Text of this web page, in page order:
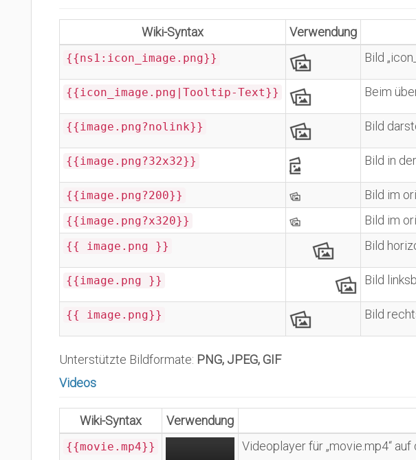
Wiki-Syntax Verwendung
{{ns1:icon_image.png}} Bild
{{icon_image.png|Tooltip-Text}} Beim
{{image.png?nolink}} Bild
{{image.png?32x32}} Bild in
{{image.png?200}} Bild im
{{image.png?x320}} Bild im
{{ image.png }} Bild
{{image.png }} Bild
{{ image.png}} Bild
Unterstützte Bildformate: PNG, JPEG, GIF
Videos
Wiki-Syntax Verwendung
{{movie.mp4}} Videoplayer für „movie.mp4“